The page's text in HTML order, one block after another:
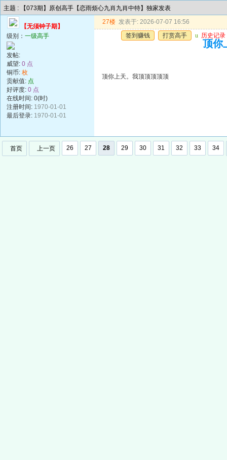
主题 : 【073期】原创高手【恋雨烦心九肖九肖中特】独家发表
【无须钟子期】
级别： 一级高手
发帖:
威望: 0 点
铜币: 枚
贡献值: 点
好评度: 0 点
在线时间: 0(时)
注册时间: 1970-01-01
最后登录: 1970-01-01
27楼 发表于: 2026-07-07 16:56
签到赚钱
打赏高手 u 历史记录
顶你
顶你上天。我顶顶顶顶顶
首页 上一页 26 27 28 29 30 31 32 33 34